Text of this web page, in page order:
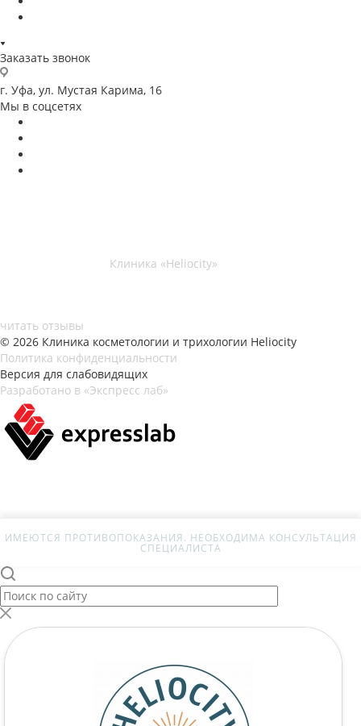
Заказать звонок
г. Уфа, ул. Мустая Карима, 16
Мы в соцсетях
Клиника «Heliocity»
читать отзывы
© 2026 Клиника косметологии и трихологии Heliocity
Политика конфиденциальности
Версия для слабовидящих
Разработано в «Экспресс лаб»
ИМЕЮТСЯ ПРОТИВОПОКАЗАНИЯ. НЕОБХОДИМА КОНСУЛЬТАЦИЯ
СПЕЦИАЛИСТА